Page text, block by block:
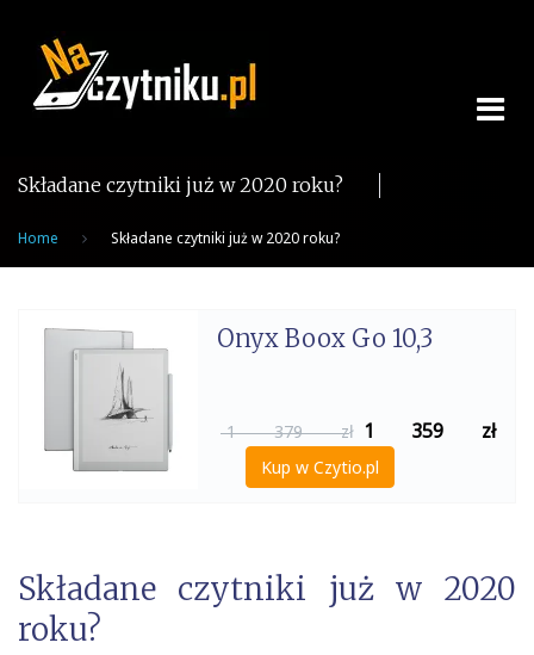
content
Składane czytniki już w 2020 roku?
Home Składane czytniki już w 2020 roku?
Onyx Boox Go 10,3
1 379 zł 1 359 zł
Kup w Czytio.pl
Składane czytniki już w 2020
roku?